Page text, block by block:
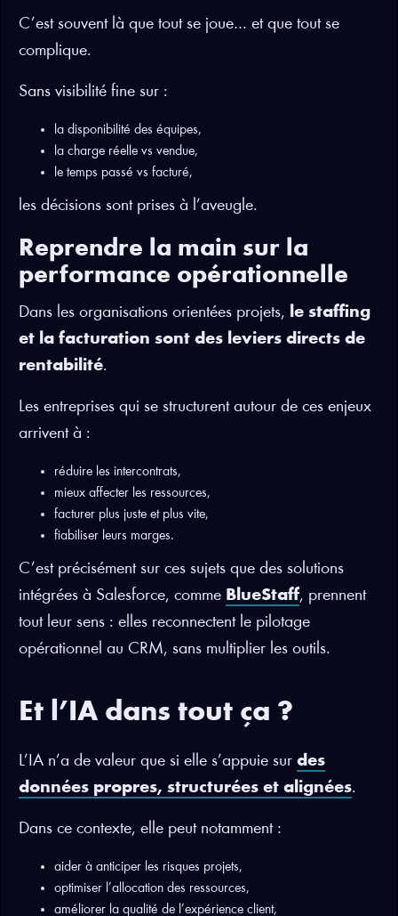
C’est souvent là que tout se joue… et que tout se
complique.
Sans visibilité fine sur :
la disponibilité des équipes,
la charge réelle vs vendue,
le temps passé vs facturé,
les décisions sont prises à l’aveugle.
Reprendre la main sur la
performance opérationnelle
Dans les organisations orientées projets, le staffing
et la facturation sont des leviers directs de
rentabilité.
Les entreprises qui se structurent autour de ces enjeux
arrivent à :
réduire les intercontrats,
mieux affecter les ressources,
facturer plus juste et plus vite,
fiabiliser leurs marges.
C’est précisément sur ces sujets que des solutions
intégrées à Salesforce, comme BlueStaff, prennent
tout leur sens : elles reconnectent le pilotage
opérationnel au CRM, sans multiplier les outils.
Et l’IA dans tout ça ?
L’IA n’a de valeur que si elle s’appuie sur des
données propres, structurées et alignées.
Dans ce contexte, elle peut notamment :
aider à anticiper les risques projets,
optimiser l’allocation des ressources,
améliorer la qualité de l’expérience client,